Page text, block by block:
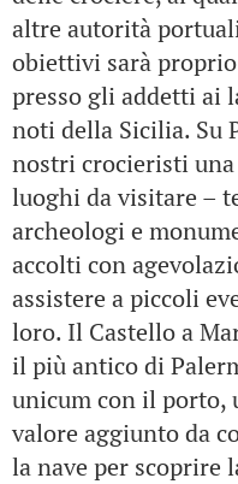
altre autorità
obiettivi sarà
presso gli addetti ai
noti della Sicilia. Su
nostri crocieristi
luoghi da visitare –
archeologi e
accolti con
assistere a piccoli
loro. Il Castello a
il più antico di
unicum con il porto,
valore aggiunto da
la nave per scoprire